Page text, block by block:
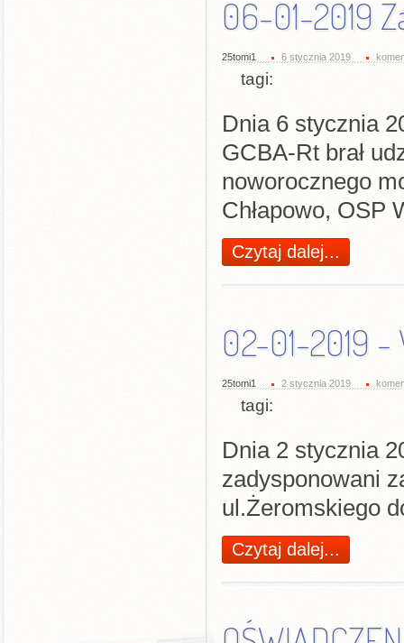
06-01-2019
25tomi1 6 stycznia 2019
tagi:
Dnia 6 stycznia
GCBA-Rt brał
noworocznego
Chłapowo, OSP
Czytaj dalej...
02-01-2019 -
25tomi1 2 stycznia 2019
tagi:
Dnia 2 stycznia
zadysponowani
ul.Żeromskiego
Czytaj dalej...